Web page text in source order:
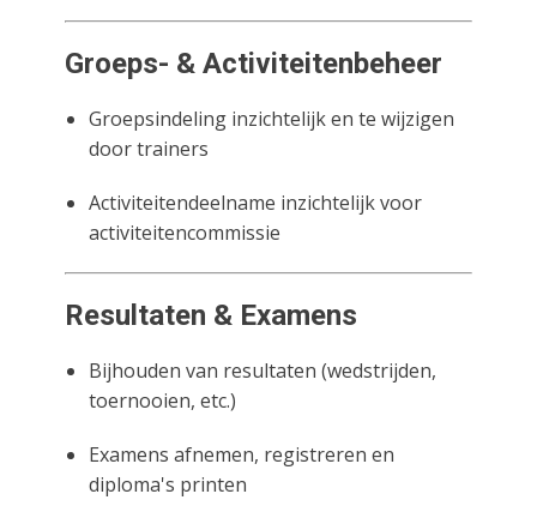
Groeps- & Activiteitenbeheer
Groepsindeling inzichtelijk en te wijzigen
door trainers
Activiteitendeelname inzichtelijk voor
activiteitencommissie
Resultaten & Examens
Bijhouden van resultaten (wedstrijden,
toernooien, etc.)
Examens afnemen, registreren en
diploma's printen